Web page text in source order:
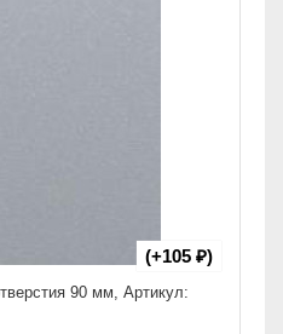
90 мм, Артикул:
(+105 ₽)